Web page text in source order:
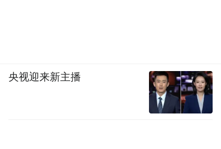
频)为凤凰网旗下自媒体平台“大风号”用户上传并发
布，本平台仅提供信息存储空间服务。
Notice: The content above (including the videos,
pictures and audios if any) is uploaded and posted
央视迎来新主播